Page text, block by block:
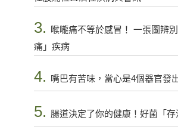
3.
喉嚨痛不等於感冒！ 一張圖辨
痛」疾病
4. 嘴巴有苦味，當心是4個器官發
5. 腸道決定了你的健康！好菌「